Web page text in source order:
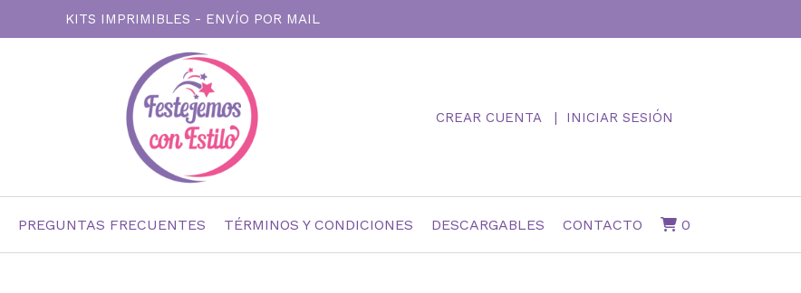
KITS IMPRIMIBLES - ENVÍO POR MAIL
CREAR CUENTA INICIAR SESIÓN
PREGUNTAS FRECUENTES TÉRMINOS Y CONDICIONES DESCARGABLES CONTACTO 0